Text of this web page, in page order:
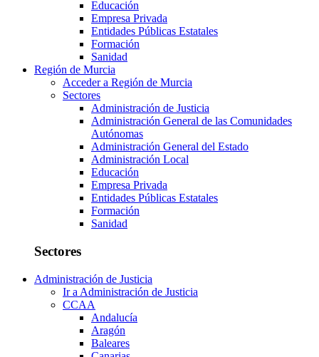
Educación
Empresa Privada
Entidades Públicas Estatales
Formación
Sanidad
Región de Murcia
Acceder a Región de Murcia
Sectores
Administración de Justicia
Administración General de las Comunidades
Autónomas
Administración General del Estado
Administración Local
Educación
Empresa Privada
Entidades Públicas Estatales
Formación
Sanidad
Sectores
Administración de Justicia
Ir a Administración de Justicia
CCAA
Andalucía
Aragón
Baleares